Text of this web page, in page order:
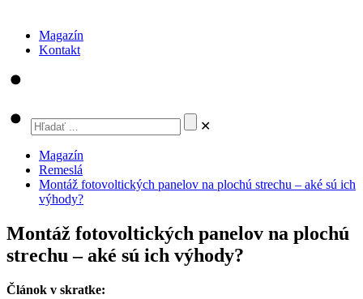
Magazín
Kontakt
✕
Magazín
Remeslá
Montáž fotovoltických panelov na plochú strechu – aké sú ich
výhody?
Montáž fotovoltických panelov na plochú
strechu – aké sú ich výhody?
Článok v skratke: